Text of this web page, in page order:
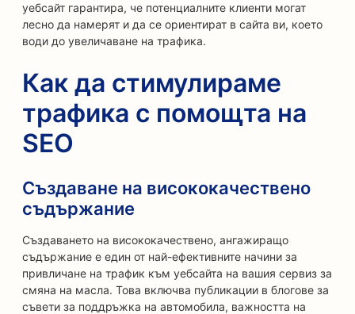
уебсайт гарантира, че потенциалните клиенти могат
лесно да намерят и да се ориентират в сайта ви, което
води до увеличаване на трафика.
Как да стимулираме
трафика с помощта на
SEO
Създаване на висококачествено
съдържание
Създаването на висококачествено, ангажиращо
съдържание е един от най-ефективните начини за
привличане на трафик към уебсайта на вашия сервиз за
смяна на масла. Това включва публикации в блогове за
съвети за поддръжка на автомобила, важността на